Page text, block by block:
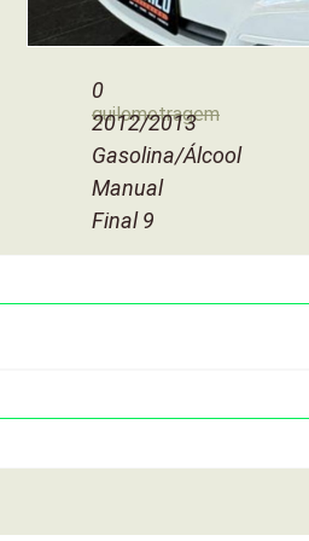
0
quilometragem
2012/2013
Gasolina/Álcool
Manual
Final 9